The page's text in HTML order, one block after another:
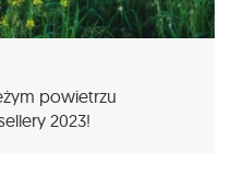
powietrzu
2023!